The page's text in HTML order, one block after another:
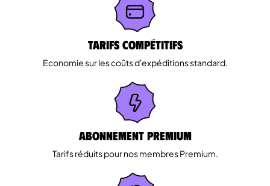
Tarifs Compétitifs
Economie sur les coûts d'expéditions standard.
Abonnement Premium
Tarifs réduits pour nos membres Premium.